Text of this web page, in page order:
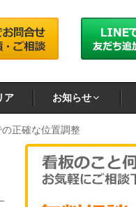
ア お知らせ
正確な位置調整